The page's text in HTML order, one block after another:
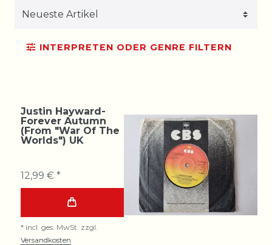
INTERPRETEN ODER GENRE FILTERN
Justin Hayward-
Forever Autumn
(From "War Of The
Worlds") UK
12,99 € *
* incl. ges. MwSt. zzgl.
Versandkosten